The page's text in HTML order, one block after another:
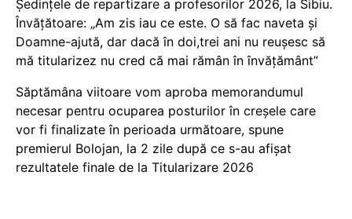
Ședințele de repartizare a profesorilor 2026, la Sibiu.
Învățătoare: „Am zis iau ce este. O să fac naveta și
Doamne-ajută, dar dacă în doi,trei ani nu reușesc să
mă titularizez nu cred că mai rămân în învățământ”
Săptămâna viitoare vom aproba memorandumul
necesar pentru ocuparea posturilor în creșele care
vor fi finalizate în perioada următoare, spune
premierul Bolojan, la 2 zile după ce s-au afișat
rezultatele finale de la Titularizare 2026